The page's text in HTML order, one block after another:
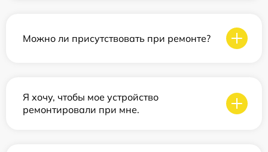
Можно ли присутствовать при ремонте?
Я хочу, чтобы мое устройство
ремонтировали при мне.